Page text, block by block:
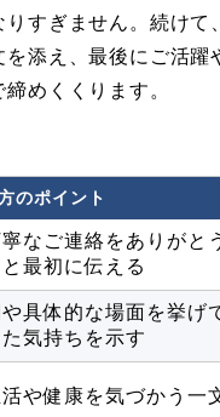
りすぎません。続けて
添え、最後にご活躍
めくくります。
のポイント
なご連絡をありがと
最初に伝える
具体的な場面を挙げ
気持ちを示す
や健康を気づかう一